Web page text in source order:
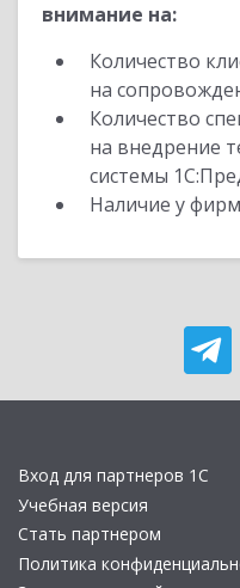
внимание на:
Количество
на
Количество
на внедрение
системы
Наличие у
Вход для партнеров 1С
Учебная версия
Стать партнером
Политика